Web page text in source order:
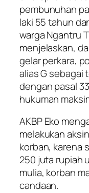
pembunuhan
laki 55 tahun
warga Ngantru
menjelaskan,
gelar perkara,
alias G sebagai
dengan pasal
hukuman
AKBP Eko
melakukan
korban, karena
250 juta rupiah
mulia, korban
candaan.